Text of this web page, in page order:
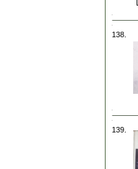
138.
139.